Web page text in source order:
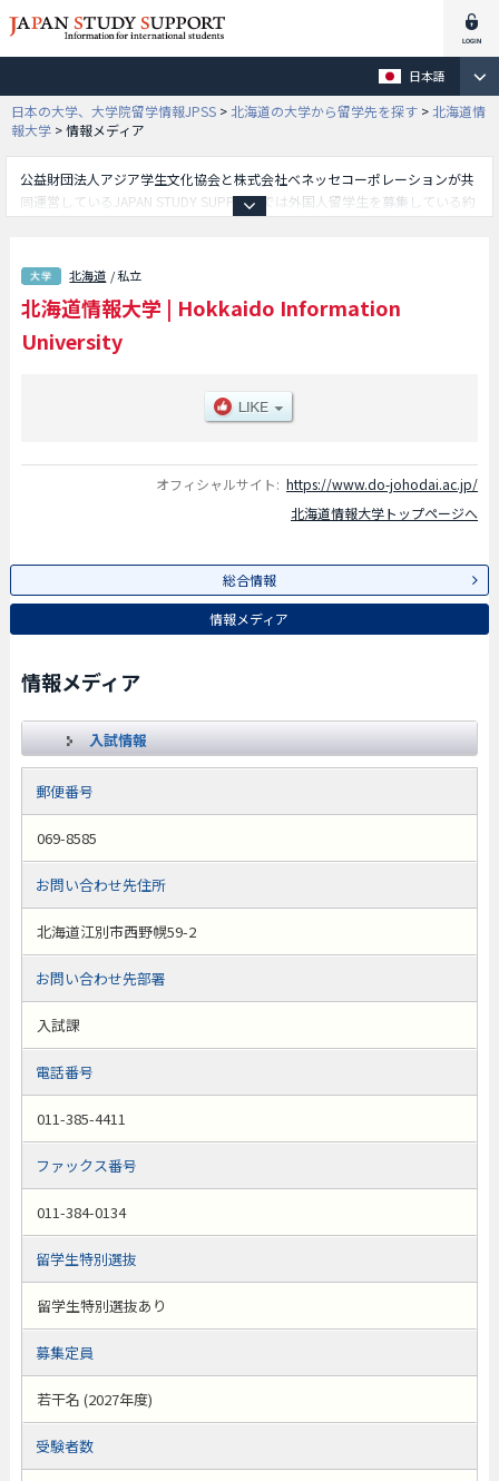
日本語
日本の大学、大学院留学情報JPSS > 北海道の大学から留学先を探す > 北海道情
報大学 >情報メディア
公益財団法人アジア学生文化協会と株式会社ベネッセコーポレーションが共
同運営しているJAPAN STUDY SUPPORTでは外国人留学生を募集している約
や情報メディア学部等、学部別情報や、募集定員や合格者数など入試情報、
施設案内、アクセスなど外国人留学生に必要な情報を掲載しているので是非
ご利用ください。
北海道 / 私立
北海道情報大学 | Hokkaido Information
University
オフィシャルサイト: https://www.do-johodai.ac.jp/
北海道情報大学トップページへ
総合情報
情報メディア
情報メディア
入試情報
郵便番号
069-8585
お問い合わせ先住所
北海道江別市西野幌59-2
お問い合わせ先部署
入試課
電話番号
011-385-4411
ファックス番号
011-384-0134
留学生特別選抜
留学生特別選抜あり
募集定員
若干名 (2027年度)
受験者数